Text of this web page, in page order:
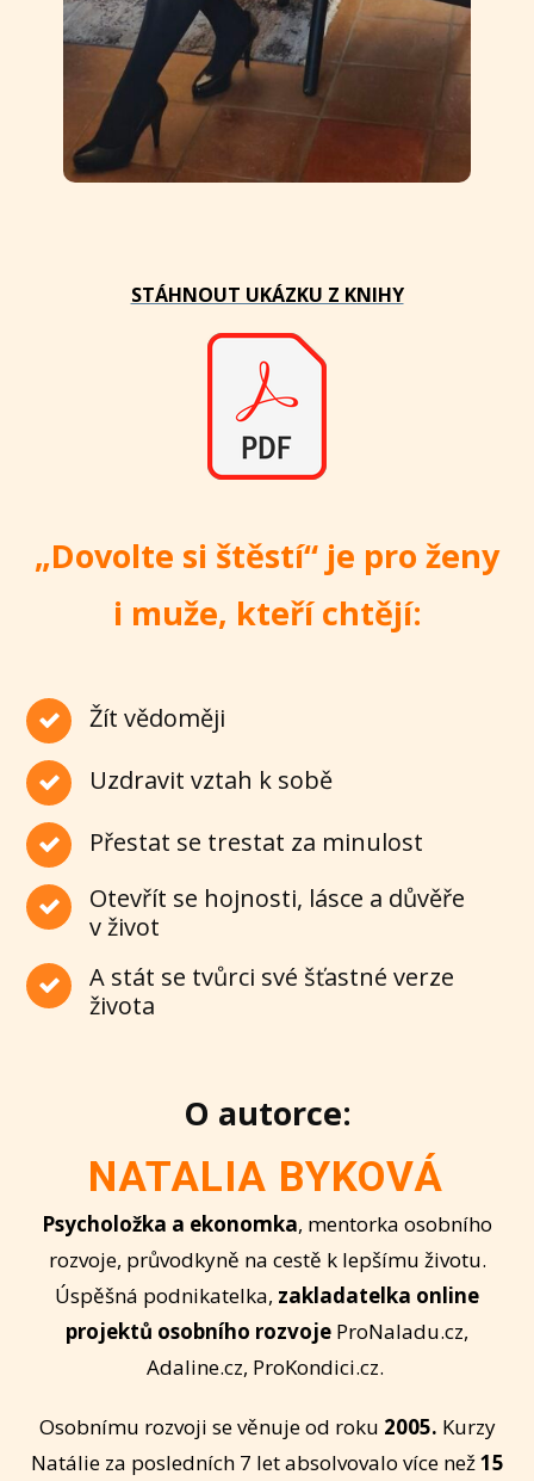
STÁHNOUT UKÁZKU Z KNIHY
„Dovolte si štěstí“ je pro ženy
i muže, kteří chtějí:
Žít vědoměji
Uzdravit vztah k sobě
Přestat se trestat za minulost
Otevřít se hojnosti, lásce a důvěře
v život
A stát se tvůrci své šťastné verze
života
O autorce:
NATALIA BYKOVÁ
Psycholožka a ekonomka, mentorka osobního
rozvoje, průvodkyně na cestě k lepšímu životu.
Úspěšná podnikatelka, zakladatelka online
projektů osobního rozvoje ProNaladu.cz,
Adaline.cz, ProKondici.cz.
Osobnímu rozvoji se věnuje od roku 2005. Kurzy
Natálie za posledních 7 let absolvovalo více než15